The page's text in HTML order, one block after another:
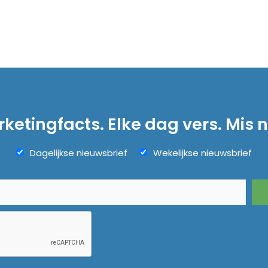
Elke dag vers. Mis
Dagelijkse nieuwsbrief Wekelijkse nieuwsbrief